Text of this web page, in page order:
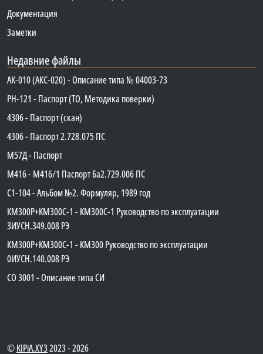
Документация
Заметки
Недавние файлы
АК-010 (АКС-020) - Описание типа № 04003-73
PH-121 - Паспорт (ТО, Методика поверки)
4306 - Паспорт (скан)
4306 - Паспорт 2.728.075 ПС
М57Д - Паспорт
М416 - М416/1 Паспорт Ба2.729.006 ПС
C1-104 - Альбом №2. Формуляр, 1989 год
КМ300Р+КМ300С-1 - КМ300C-1 Руководство по эксплуатации
3ИУСН.349.008 РЭ
КМ300Р+КМ300С-1 - КМ300 Руководство по эксплуатации
0ИУСН.140.008 РЭ
СО 3001 - Описание типа СИ
©KIPiA.XY32023 - 2026